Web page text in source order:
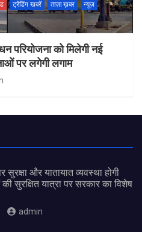
ट्रेंडिंग खबरें ताज़ा ख़बर
न्यूज़
परियोजना को मिलेगी नई
पर लगेगी लगाम
सुरक्षा और यातायात व्यवस्था होगी
सुरक्षित यात्रा पर सरकार का विशेष
admin